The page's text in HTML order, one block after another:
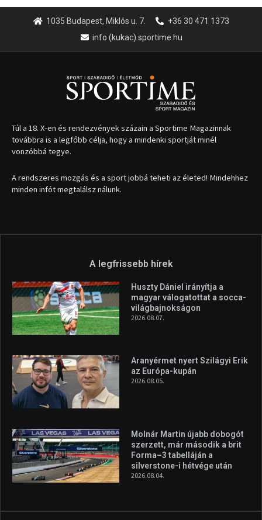
1035 Budapest, Miklós u. 7.
+36 30 471 1373
info (kukac) sportime.hu
Túl a 18. X-en és rendezvények százain a Sportime Magazinnak
továbbra is a legfőbb célja, hogy a mindenki sportját minél
vonzóbbá tegye.
A rendszeres mozgás és a sport jobbá teheti az életed! Mindehhez
minden infót megtalálsz nálunk.
A legfrissebb hírek
Huszty Dániel irányítja a
magyar válogatottat a socca-
világbajnokságon
2026.08.07.
Aranyérmet nyert Szilágyi Erik
az Európa-kupán
2026.08.05.
Molnár Martin újabb dobogót
szerzett, már második a brit
Forma–3 tabelláján a
silverstone-i hétvége után
2026.08.04.